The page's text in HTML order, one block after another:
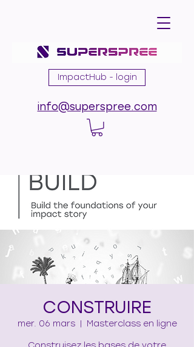
ImpactHub - login
info@superspree.com
CONSTRUIRE
mer. 06 mars
  |
Masterclass en ligne